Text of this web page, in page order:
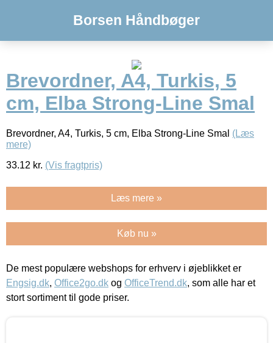
Borsen Håndbøger
Brevordner, A4, Turkis, 5
cm, Elba Strong-Line Smal
Brevordner, A4, Turkis, 5 cm, Elba Strong-Line Smal (Læs
mere)
33.12 kr. (Vis fragtpris)
Læs mere »
Køb nu »
De mest populære webshops for erhverv i øjeblikket er
Engsig.dk, Office2go.dk og OfficeTrend.dk, som alle har et
stort sortiment til gode priser.